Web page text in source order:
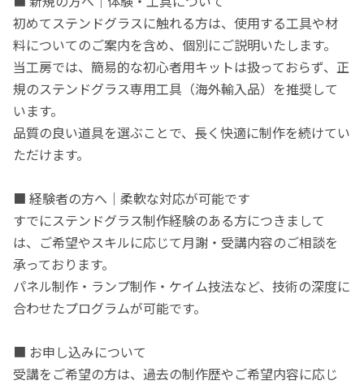
初めてステンドグラスに触れる方は、使用する工具や材
料についてのご案内を含め、個別にご説明いたします。
当工房では、簡易的な初心者用キットは扱っておらず、正
規のステンドグラス専用工具（海外輸入品）を推奨して
います。
品質の良い道具を選ぶことで、長く快適に制作を続けてい
ただけます。
■ 経験者の方へ｜柔軟な対応が可能です
すでにステンドグラス制作経験のある方につきまして
は、ご希望やスキルに応じて月謝・受講内容のご相談を
承っております。
パネル制作・ランプ制作・ケイム技法など、技術の深度に
合わせたプログラムが可能です。
■ お申し込みについて
受講をご希望の方は、過去の制作歴やご希望内容に応じ